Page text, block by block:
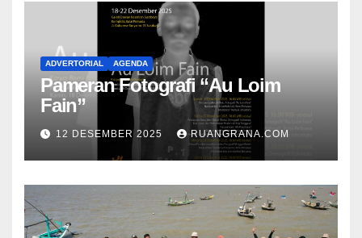
ADVERTORIAL AGENDA
Pameran Fotografi “Au Loim
Fain”
12 DESEMBER 2025 RUANGRANA.COM